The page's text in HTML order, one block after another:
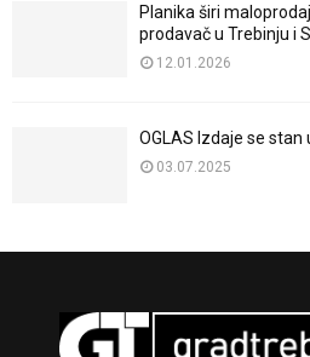
Planika širi
prodavač u Trebinju i
12.01.2026
OGLAS Izdaje se stan
03.07.2025